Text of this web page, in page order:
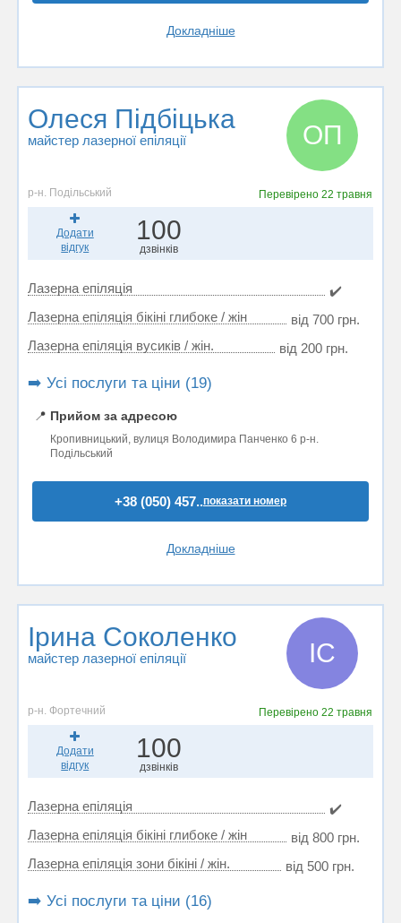
Докладніше
Олеся Підбіцька
майстер лазерної епіляції ОП
р-н. Подільський Перевірено22 травня
Додати
відгук
100
дзвінків
Лазерна епіляція
✔️
Лазерна епіляція бікіні глибоке / жін
від 700 грн.
Лазерна епіляція вусиків / жін.
від 200 грн.
➡️ Усі послуги та ціни (19)
📍 Прийом за адресою
Кропивницький, вулиця Володимира Панченко 6 р-н.
Подільський
+38 (050) 457..показати номер
Докладніше
Ірина Соколенко
майстер лазерної епіляції ІС
р-н. Фортечний Перевірено22 травня
Додати
відгук
100
дзвінків
Лазерна епіляція
✔️
Лазерна епіляція бікіні глибоке / жін
від 800 грн.
Лазерна епіляція зони бікіні / жін.
від 500 грн.
➡️ Усі послуги та ціни (16)